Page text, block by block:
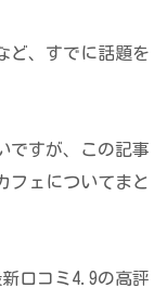
ど、すでに話題を
ですが、この記事
フェについてまと
新口コミ4.9の高評